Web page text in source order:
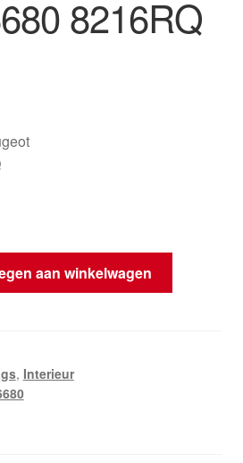
8216RQ
aan winkelwagen
, Interieur